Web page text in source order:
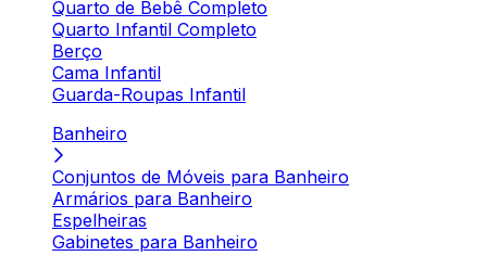
Quarto de Bebê Completo
Quarto Infantil Completo
Berço
Cama Infantil
Guarda-Roupas Infantil
Banheiro
Conjuntos de Móveis para Banheiro
Armários para Banheiro
Espelheiras
Gabinetes para Banheiro